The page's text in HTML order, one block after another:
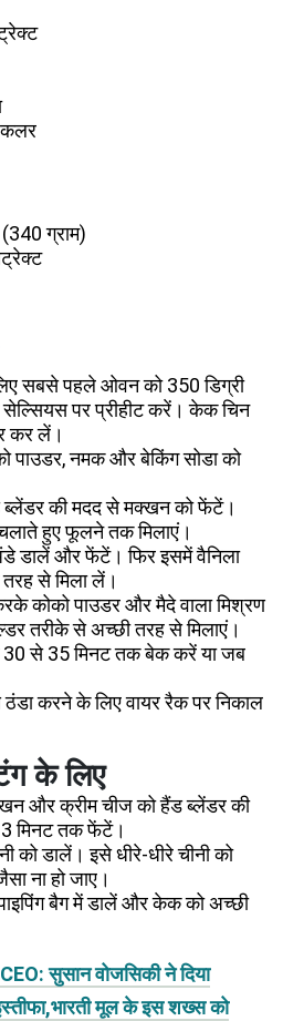
ग्राम)
सबसे पहले ओवन को 350 डिग्री
सेल्सियस पर प्रीहीट करें। केक चिन
कर लें।
पाउडर, नमक और बेकिंग सोडा को
ब्लेंडर की मदद से मक्खन को फेंटें।
हुए फूलने तक मिलाएं।
डालें और फेंटें। फिर इसमें वैनिला
से मिला लें।
कोको पाउडर और मैदे वाला मिश्रण
तरीके से अच्छी तरह से मिलाएं।
से 35 मिनट तक बेक करें या जब
करने के लिए वायर रैक पर निकाल
के लिए
और क्रीम चीज को हैंड ब्लेंडर की
मिनट तक फेंटें।
को डालें। इसे धीरे-धीरे चीनी को
ना हो जाए।
बैग में डालें और केक को अच्छी
सुसान वोजसिकी ने दिया
मूल के इस शख्स को